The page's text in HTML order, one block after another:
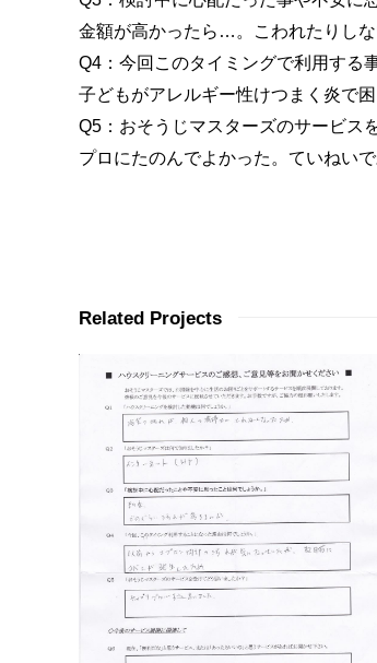
金額が高かったら…。こわれたりし
Q4：今回このタイミングで利用する
子どもがアレルギー性けつまく炎で
Q5：おそうじマスターズのサービス
プロにたのんでよかった。ていねい
Related Projects